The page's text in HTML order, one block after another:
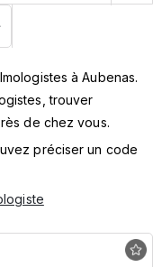
à Aubenas.
trouver
de chez vous.
préciser un code